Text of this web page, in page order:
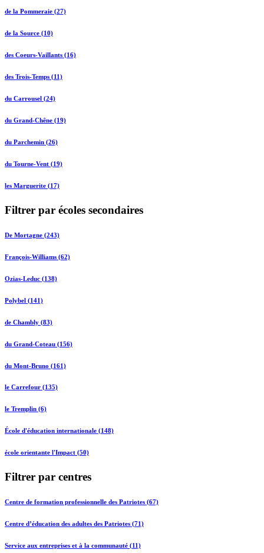
de la Pommeraie (27)
de la Source (10)
des Coeurs-Vaillants (16)
des Trois-Temps (11)
du Carrousel (24)
du Grand-Chêne (19)
du Parchemin (26)
du Tourne-Vent (19)
les Marguerite (17)
Filtrer par écoles secondaires
De Mortagne (243)
François-Williams (62)
Ozias-Leduc (138)
Polybel (141)
de Chambly (83)
du Grand-Coteau (156)
du Mont-Bruno (161)
le Carrefour (135)
le Tremplin (6)
École d'éducation internationale (148)
école orientante l'Impact (50)
Filtrer par centres
Centre de formation professionnelle des Patriotes (67)
Centre d’éducation des adultes des Patriotes (71)
Service aux entreprises et à la communauté (11)